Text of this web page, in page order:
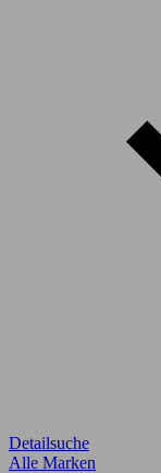
Detailsuche
Alle Marken